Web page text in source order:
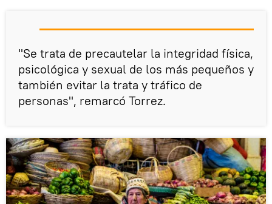
"Se trata de precautelar la integridad física,
psicológica y sexual de los más pequeños y
también evitar la trata y tráfico de
personas", remarcó Torrez.